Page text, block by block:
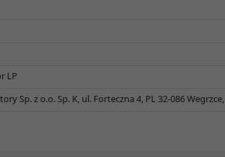
LP
Sp. z o.o. Sp. K, ul. Forteczna 4, PL 32-086 Wegrzce,